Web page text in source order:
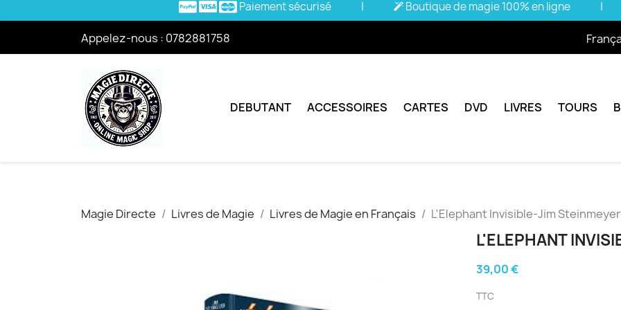
Paiement sécurisé | Boutique de magie 100% en ligne |
Appelez-nous : 0782881758
DEBUTANT ACCESSOIRES CARTES DVD LIVRES TOURS
Magie Directe Livres de Magie Livres de Magie en Français L'Elephant Invisible-Jim Steinmeyer
L'ELEPHANT
39,00 €
TTC